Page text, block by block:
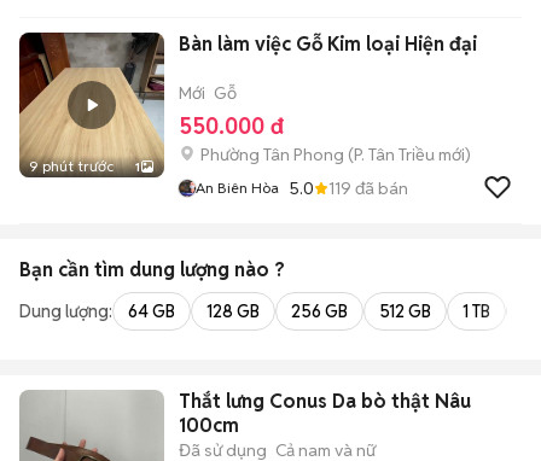
9 phút trước 1
Bàn làm việc Gỗ Kim loại Hiện đại
Mới Gỗ
550.000 đ
Phường Tân Phong (P. Tân Triều mới)
An Biên Hòa 5.0 119 đã bán
Bạn cần tìm dung lượng nào ?
Dung lượng: 64 GB 128 GB 256 GB 512 GB 1 TB
Thắt lưng Conus Da bò thật Nâu
100cm
Đã sử dụng Cả nam và nữ